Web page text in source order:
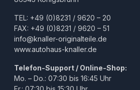
TEL: +49 (0)8231 / 9620 – 20
FAX: +49 (0)8231 / 9620 – 51
info@knaller-originalteile.de
www.autohaus-knaller.de
Telefon-Support / Online-Shop:
Mo. – Do.: 07:30 bis 16:45 Uhr